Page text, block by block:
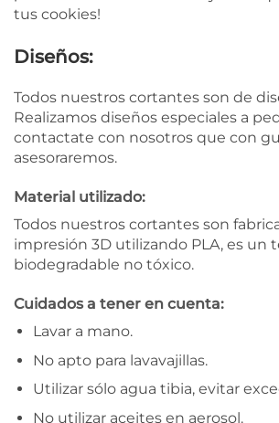
tus cookies!
Diseños:
Todos nuestros cortantes son de
Realizamos diseños especiales a
contactate con nosotros que con
asesoraremos.
Material utilizado:
Todos nuestros cortantes son
impresión 3D utilizando PLA, es un
biodegradable no tóxico.
Cuidados a tener en cuenta:
Lavar a mano.
No apto para lavavajillas.
Utilizar sólo agua tibia, evitar
No utilizar aceites en aerosol.